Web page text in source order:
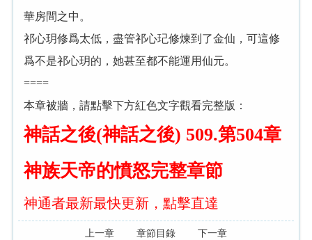
華房間之中。
祁心玥修爲太低，盡管祁心玘修煉到了金仙，可這修
爲不是祁心玥的，她甚至都不能運用仙元。
====
本章被牆，請點擊下方紅色文字觀看完整版：
神話之後(神話之後) 509.第504章
神族天帝的憤怒完整章節
神通者最新最快更新，點擊直達
上一章 章節目錄 下一章